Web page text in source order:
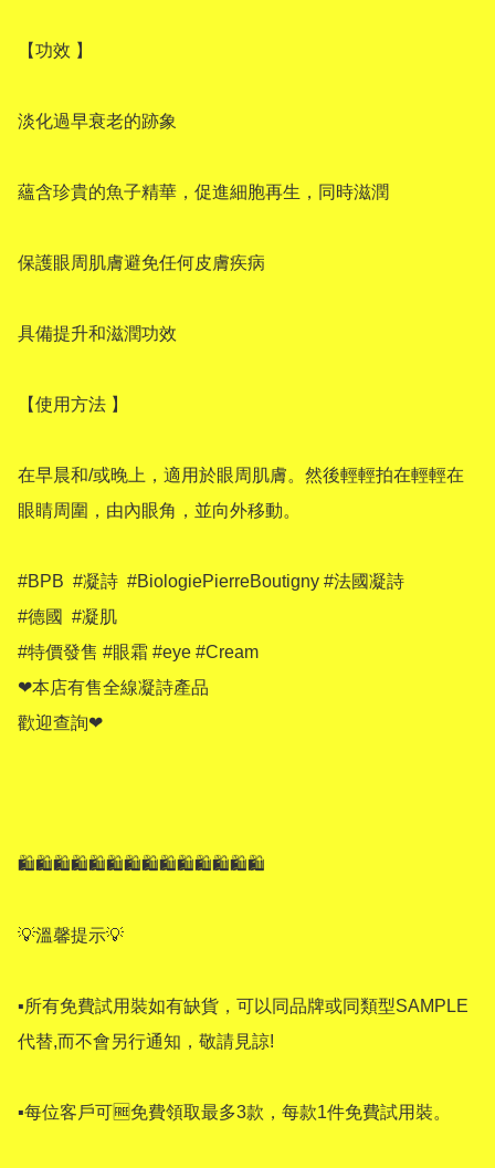
【功效 】
淡化過早衰老的跡象
蘊含珍貴的魚子精華，促進細胞再生，同時滋潤
保護眼周肌膚避免任何皮膚疾病
具備提升和滋潤功效
【使用方法 】
在早晨和/或晚上，適用於眼周肌膚。然後輕輕拍在輕輕在
眼睛周圍，由內眼角，並向外移動。
#BPB  #凝詩  #BiologiePierreBoutigny #法國凝詩
#德國  #凝肌
#特價發售 #眼霜 #eye #Cream
❤本店有售全線凝詩產品
歡迎查詢❤
🛍🛍🛍🛍🛍🛍🛍🛍🛍🛍🛍🛍🛍🛍
💡溫馨提示💡
▪所有免費試用裝如有缺貨，可以同品牌或同類型SAMPLE
代替,而不會另行通知，敬請見諒!
▪每位客戶可🆓️免費領取最多3款，每款1件免費試用裝。